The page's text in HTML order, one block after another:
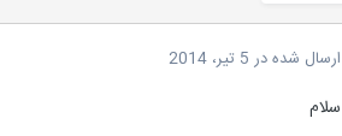
ارسال شده در 5 تیر، 2014
سلام